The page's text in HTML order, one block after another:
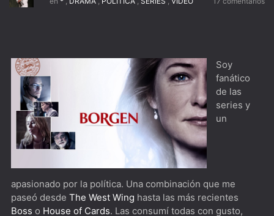
1883Donde caiga la flecha...
un testigo de la época
El Gerente [***] Este año te quiero ver...
The Bear [***] Ambiente laboral al horno
The West Wing [*****] Hablemos de política mientras
caminamos por los pasillos
Dimension 404 [***] Para los nostálgicos de La
Dimensión Desconocida
Soy
fanático
de las
series y
un
apasionado por la política. Una combinación que me
paseó desde The West Wing hasta las más recientes
Boss o House of Cards. Las consumí todas con gusto,